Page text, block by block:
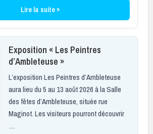
Lire la suite »
Exposition « Les Peintres
d’Ambleteuse »
L’exposition Les Peintres d’Ambleteuse
aura lieu du 5 au 13 août 2026 à la Salle
des fêtes d’Ambleteuse, située rue
Maginot. Les visiteurs pourront découvrir
…